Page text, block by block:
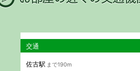
交通
佐古駅 まで190m